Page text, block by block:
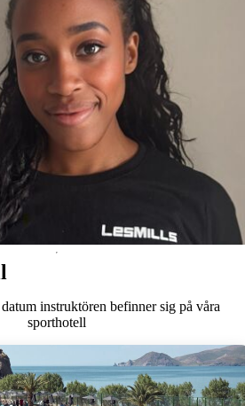
instruktören befinner sig på våra
sporthotell